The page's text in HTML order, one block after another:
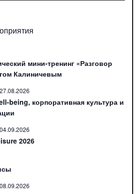
мини-тренинг «Разговор
Калиничевым
27.08.2026
being, корпоративная культура и
04.09.2026
2026
08.09.2026